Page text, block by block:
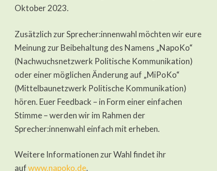
Oktober 2023.
Zusätzlich zur Sprecher:innenwahl möchten wir eure
Meinung zur Beibehaltung des Namens „NapoKo“
(Nachwuchsnetzwerk Politische Kommunikation)
oder einer möglichen Änderung auf „MiPoKo“
(Mittelbaunetzwerk Politische Kommunikation)
hören. Euer Feedback – in Form einer einfachen
Stimme – werden wir im Rahmen der
Sprecher:innenwahl einfach mit erheben.
Weitere Informationen zur Wahl findet ihr
aufwww.napoko.de.